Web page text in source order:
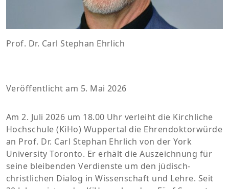
Prof. Dr. Carl Stephan Ehrlich
Veröffentlicht am 5. Mai 2026
Am 2. Juli 2026 um 18.00 Uhr verleiht die Kirchliche
Hochschule (KiHo) Wuppertal die Ehrendoktorwürde
an Prof. Dr. Carl Stephan Ehrlich von der York
University Toronto. Er erhält die Auszeichnung für
seine bleibenden Verdienste um den jüdisch-
christlichen Dialog in Wissenschaft und Lehre. Seit